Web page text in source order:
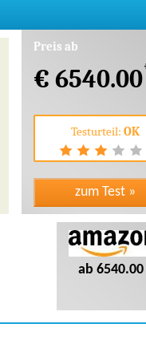
Preis ab
€ 6540.00
Testurteil: OK
ab 6540.00